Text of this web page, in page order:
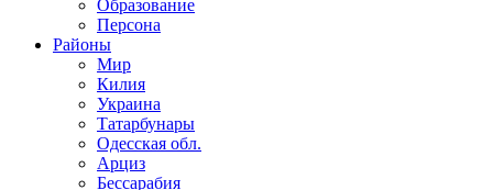
Образование
Персона
Районы
Мир
Килия
Украина
Татарбунары
Одесская обл.
Арциз
Бессарабия